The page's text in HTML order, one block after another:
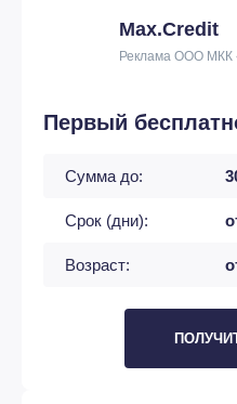
Max.Credit
Реклама ООО МКК
Первый
Сумма до:
Срок (дни):
Возраст: